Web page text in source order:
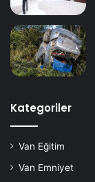
Kategoriler
Van Eğitim
Van Emniyet